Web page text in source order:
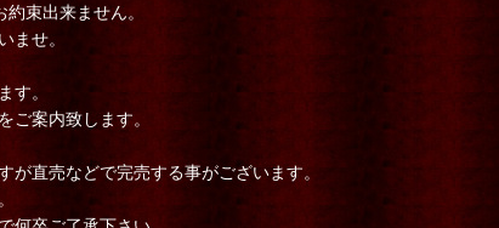
束出来ません。
ませ。
す。
ご案内致します。
直売などで完売する事がございます。